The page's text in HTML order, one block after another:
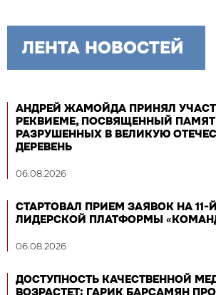
ЛЕНТА НОВОСТЕЙ
АНДРЕЙ ЖАМОЙДА ПРИНЯЛ
РЕКВИЕМЕ, ПОСВЯЩЕННЫЙ
РАЗРУШЕННЫХ В ВЕЛИКУЮ
ДЕРЕВЕНЬ
06.08.2026
СТАРТОВАЛ ПРИЕМ ЗАЯВОК НА 11-
ЛИДЕРСКОЙ ПЛАТФОРМЫ
06.08.2026
ДОСТУПНОСТЬ КАЧЕСТВЕННОЙ
ВОЗРАСТЕТ: ГАРИК БАРСАМЯН